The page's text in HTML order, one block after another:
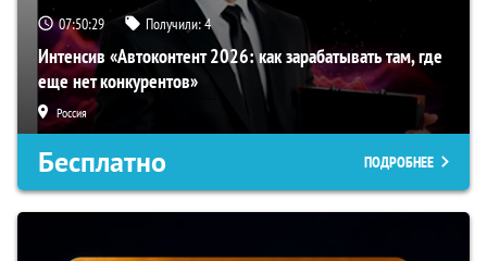
07:50:28 Получили:4
Интенсив «Автоконтент 2026: как зарабатывать там, где
еще нет конкурентов»
Россия
Бесплатно ПОДРОБНЕЕ